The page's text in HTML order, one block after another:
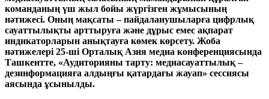
команданың үш жыл бойы жүргізген жұмысының
нәтижесі. Оның мақсаты – пайдаланушыларға цифрлық
сауаттылықты арттыруға және дұрыс емес ақпарат
индикаторларын анықтауға көмек көрсету. Жоба
нәтижелері 25-ші Орталық Азия медиа конференциясында
Ташкентте, «Аудиторияны тарту: медиасауаттылық –
дезинформацияға алдыңғы қатардағы жауап» сессиясы
аясында ұсынылды.